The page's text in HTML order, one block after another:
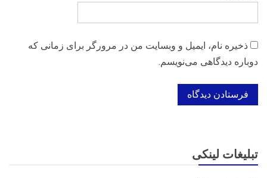
ذخیره نام، ایمیل و وبسایت من در مرورگر برای زمانی که
دوباره دیدگاهی می‌نویسم.
تبلیغات لینکی